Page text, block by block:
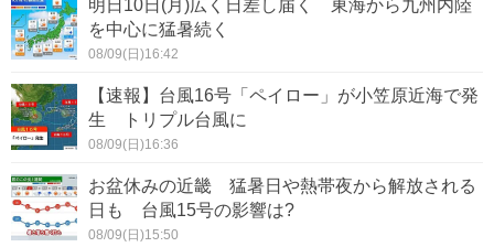
明日10日(月)広く日差し届く 東海から九州内陸
を中心に猛暑続く
08/09(日)16:42
【速報】台風16号「ペイロー」が小笠原近海で発
生 トリプル台風に
08/09(日)16:36
お盆休みの近畿 猛暑日や熱帯夜から解放される
日も 台風15号の影響は?
08/09(日)15:50